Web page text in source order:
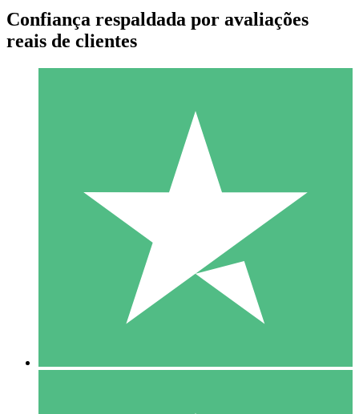
Pacotes de Créditos Individuais
Pague conforme o uso com créditos de download. Sem
1000
Confiança respaldada por avaliações
reais de clientes